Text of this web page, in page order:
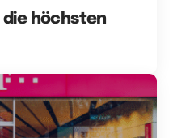
die höchsten